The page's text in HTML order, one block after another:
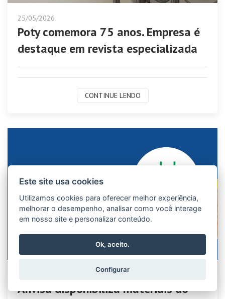
25/05/2026
Poty comemora 75 anos. Empresa é
destaque em revista especializada
CONTINUE LENDO
Anvisa disponibiliza materiais do
Este site usa cookies
Utilizamos cookies para oferecer melhor experiência,
melhorar o desempenho, analisar como você interage
em nosso site e personalizar conteúdo.
Ok, aceito.
Configurar